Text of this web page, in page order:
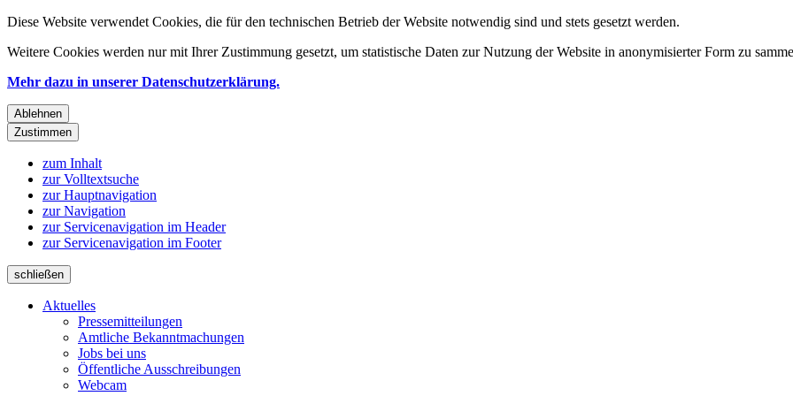
Diese Website verwendet Cookies, die für den technischen Betrieb der Website notwendig sind und stets gesetzt werden.
Weitere Cookies werden nur mit Ihrer Zustimmung gesetzt, um statistische Daten zur Nutzung der Website in anonymisierter Form zu
Mehr dazu in unserer Datenschutzerklärung.
Ablehnen
Zustimmen
zum Inhalt
zur Volltextsuche
zur Hauptnavigation
zur Navigation
zur Servicenavigation im Header
zur Servicenavigation im Footer
schließen
Aktuelles
Pressemitteilungen
Amtliche Bekanntmachungen
Jobs bei uns
Öffentliche Ausschreibungen
Webcam